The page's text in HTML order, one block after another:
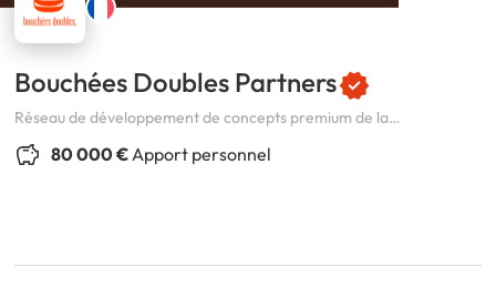
Bouchées Doubles Partners
Réseau de développement de concepts premium de la
80 000 €Apport personnel